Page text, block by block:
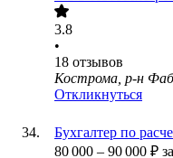
3.8
•
18 отзывов
Кострома, р-н
Откликнуться
Бухгалтер по
80 000 – 90 000 ₽